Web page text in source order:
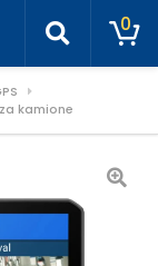
0
za kamione